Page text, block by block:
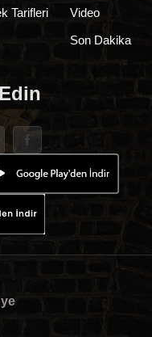
Tarifleri
Video
Son Dakika